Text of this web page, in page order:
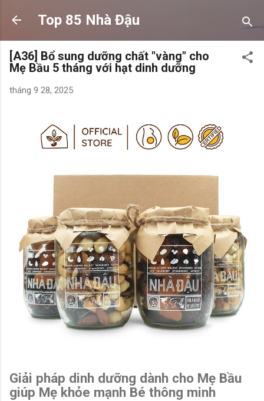
Chuyển đến nội dung chính
Top 85 Nhà Đậu
[A36] Bổ sung dưỡng chất "vàng" cho
Mẹ Bầu 5 tháng với hạt dinh dưỡng
tháng 9 28, 2025
Giải pháp dinh dưỡng dành cho Mẹ Bầu
giúp Mẹ khỏe mạnh Bé thông minh